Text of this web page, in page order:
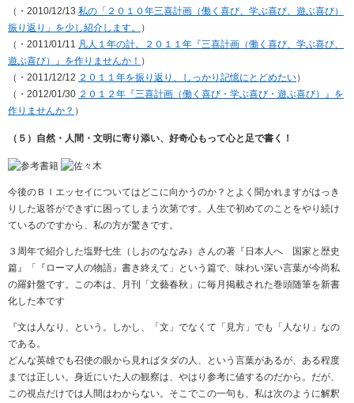
（・2010/12/13 私の「２０１０年三喜計画（働く喜び、学ぶ喜び、遊ぶ喜び）
振り返り」を少し紹介します。
）
（・2011/01/11 凡人１年の計。２０１１年『三喜計画（働く喜び、学ぶ喜び、
遊ぶ喜び）』を作りませんか！ ）
（・2011/12/12 ２０１１年を振り返り、しっかり記憶にとどめたい）
（・2012/01/30 ２０１２年『三喜計画（働く喜び・学ぶ喜び・遊ぶ喜び）』を
作りませんか？ ）
（５）自然・人間・文明に寄り添い、好奇心もって心と足で書く！
今後のＢＩエッセイについてはどこに向かうのか？とよく聞かれますがはっき
りした返答ができずに困ってしまう次第です。人生で初めてのことをやり続け
ているのですから、私の方が驚きです。
３周年で紹介した塩野七生（しおのななみ）さんの著『日本人へ 国家と歴史
篇』「『ローマ人の物語』書き終えて」という篇で、味わい深い言葉が今尚私
の羅針盤です。この本は、月刊「文藝春秋」に毎月掲載された巻頭随筆を新書
化した本です
『文は人なり、という。しかし、「文」でなくて「見方」でも「人なり」なの
である。
どんな英雄でも召使の眼から見ればタダの人、という言葉があるが、ある程度
までは正しい。身近にいた人の観察は、やはり参考に値するのだから。だが、
この視点だけでは人間はわからない。そこでこの一句も、私は次のように解釈